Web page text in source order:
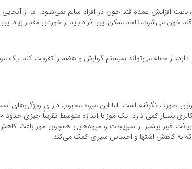
باعث افزایش عمده قند خون در افراد سالم نمی‌شود. اما از
از حمله می‌تواند سیستم گوارش و هضم را تقویت کند. یک
وزن صورت نگرفته است. اما این میوه محبوب دارای ویژگی‌های
فیبر بیشتر از سبزیجات و میوه‌هایی همچون موز باعث
که به کاهش اشتها و احساس سیری کمک می‌کند.